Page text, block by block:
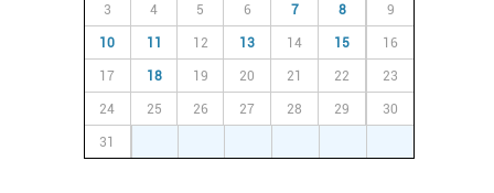
3 4 5 6 7 8 9
10 11 12 13 14 15 16
17 18 19 20 21 22 23
24 25 26 27 28 29 30
31